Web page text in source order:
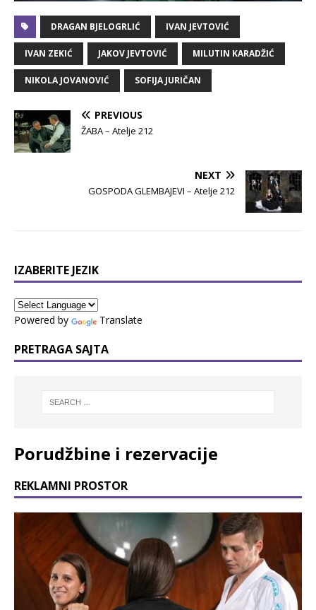
DRAGAN BJELOGRLIĆ IVAN JEVTOVIĆ
IVAN ZEKIĆ JAKOV JEVTOVIĆ MILUTIN KARADŽIĆ
NIKOLA JOVANOVIĆ SOFIJA JURIČAN
PREVIOUS
ŽABA – Atelje 212
NEXT
GOSPODA GLEMBAJEVI – Atelje 212
IZABERITE JEZIK
Powered by Translate
PRETRAGA SAJTA
Porudžbine i rezervacije
REKLAMNI PROSTOR